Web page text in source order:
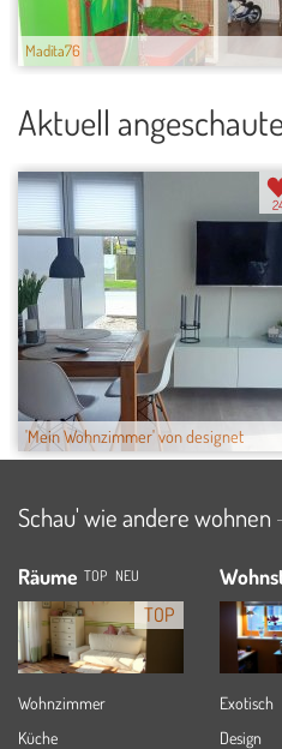
Madita76
Aktuell
'Mein Wohnzimmer' von designet
Schau' wie andere wohnen
Räume TOP NEU
TOP
Wohnzimmer
Küche
Exotisch
Design